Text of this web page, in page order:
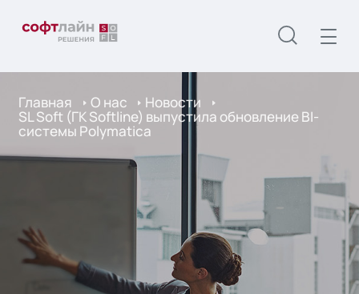
Главная О нас Новости
SL Soft (ГК Softline) выпустила обновление BI-
системы Polymatica